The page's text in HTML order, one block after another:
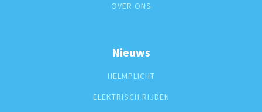
OVER ONS
Nieuws
HELMPLICHT
ELEKTRISCH RIJDEN